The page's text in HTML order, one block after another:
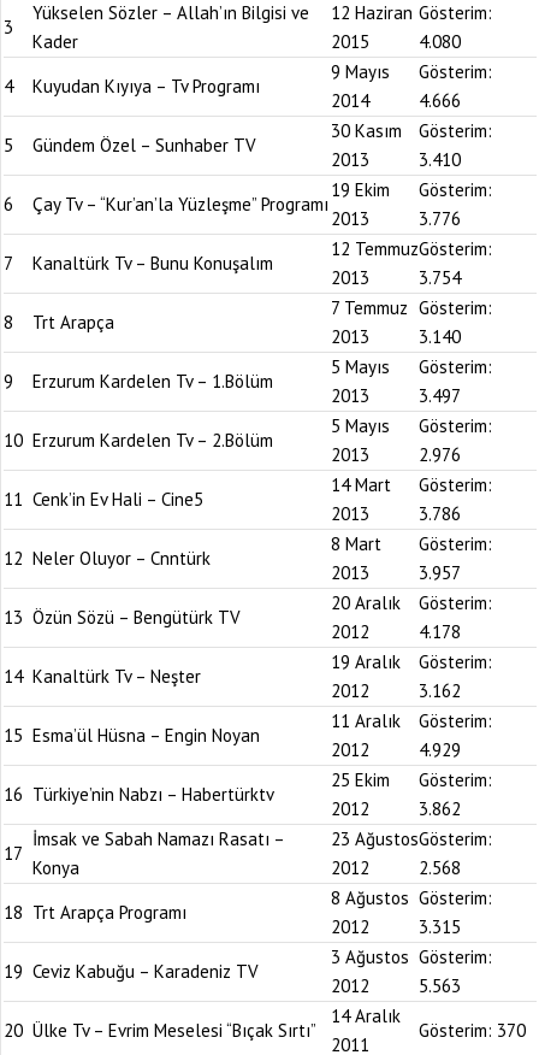
3
Yükselen Sözler – Allah’ın Bilgisi ve
Kader
12 Haziran
2015
Gösterim:
4.080
4
Kuyudan Kıyıya – Tv Programı
9 Mayıs
2014
Gösterim:
4.666
5
Gündem Özel – Sunhaber TV
30 Kasım
2013
Gösterim:
3.410
6
Çay Tv – “Kur’an’la Yüzleşme” Programı
19 Ekim
2013
Gösterim:
3.776
7
Kanaltürk Tv – Bunu Konuşalım
12 Temmuz
2013
Gösterim:
3.754
8
Trt Arapça
7 Temmuz
2013
Gösterim:
3.140
9
Erzurum Kardelen Tv – 1.Bölüm
5 Mayıs
2013
Gösterim:
3.497
10 Erzurum Kardelen Tv – 2.Bölüm
5 Mayıs
2013
Gösterim:
2.976
11 Cenk’in Ev Hali – Cine5
14 Mart
2013
Gösterim:
3.786
12 Neler Oluyor – Cnntürk
8 Mart
2013
Gösterim:
3.957
13 Özün Sözü – Bengütürk TV
20 Aralık
2012
Gösterim:
4.178
14 Kanaltürk Tv – Neşter
19 Aralık
2012
Gösterim:
3.162
15 Esma’ül Hüsna – Engin Noyan
11 Aralık
2012
Gösterim:
4.929
16 Türkiye’nin Nabzı – Habertürktv
25 Ekim
2012
Gösterim:
3.862
17
İmsak ve Sabah Namazı Rasatı –
Konya
23 Ağustos
2012
Gösterim:
2.568
18 Trt Arapça Programı
8 Ağustos
2012
Gösterim:
3.315
19 Ceviz Kabuğu – Karadeniz TV
3 Ağustos
2012
Gösterim:
5.563
20 Ülke Tv – Evrim Meselesi “Bıçak Sırtı”
14 Aralık
2011
Gösterim: 370